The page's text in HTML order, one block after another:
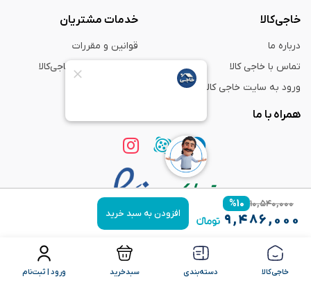
خاجی‌کالا دسته‌بندی سبدخرید ورود | ثبت‌نام
۱۰,۵۴۰,۰۰۰ ۱۰%
۹,۴۸۶,۰۰۰ افزودن به سبد خرید
خاجی‌کالا
درباره ما
تماس با خاجی کالا
ورود به سایت خاجی‌ کالا
خدمات مشتریان
قوانین و مقررات
راهنمای خرید از خاجی‌کالا
همراه با ما
استفاده از مطالب فروشگاه اینترنتی خاجی‌ کالا
فقط برای مقاصد غیر تجاری و با ذکر
منبع بلامانع است.